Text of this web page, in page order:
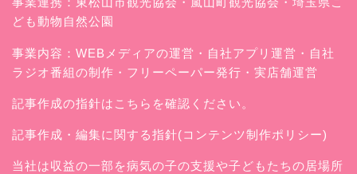
ども動物自然公園
事業内容：WEBメディアの運営・自社アプリ運営・自社
ラジオ番組の制作・フリーペーパー発行・実店舗運営
記事作成の指針はこちらを確認ください。
記事作成・編集に関する指針(コンテンツ制作ポリシー)
当社は収益の一部を病気の子の支援や子どもたちの居場所